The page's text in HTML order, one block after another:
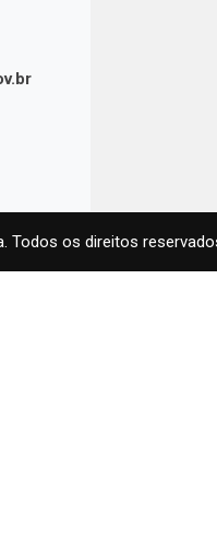
Todos os direitos